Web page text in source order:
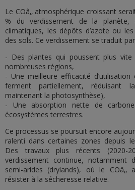
Le COâ‚‚ atmosphérique croissant
% du verdissement de la planète,
climatiques, les dépôts d’azote ou
des sols. Ce verdissement se traduit
- Des plantes qui poussent plus
nombreuses régions,
- Une meilleure efficacité
ferment partiellement, réduisant
maintenant la photosynthèse),
- Une absorption nette de
écosystèmes terrestres.
Ce processus se poursuit encore
ralenti dans certaines zones depuis
Des travaux plus récents (2020-
verdissement continue, notamment
semi-arides (drylands), où le
résister à la sécheresse relative.